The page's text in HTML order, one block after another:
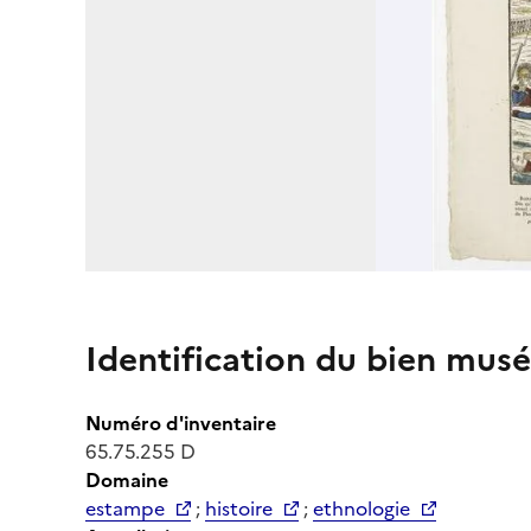
Identification du bien
Numéro d'inventaire
65.75.255 D
Domaine
estampe
; histoire ;ethnologie